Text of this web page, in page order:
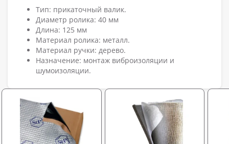
Тип: прикаточный валик.
Диаметр ролика: 40 мм
Длина: 125 мм
Материал ролика: металл.
Материал ручки: дерево.
Назначение: монтаж виброизоляции и
шумоизоляции.